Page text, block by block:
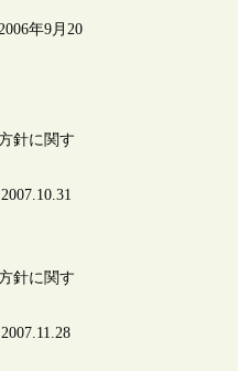
年9月20
針に関す
針に関す